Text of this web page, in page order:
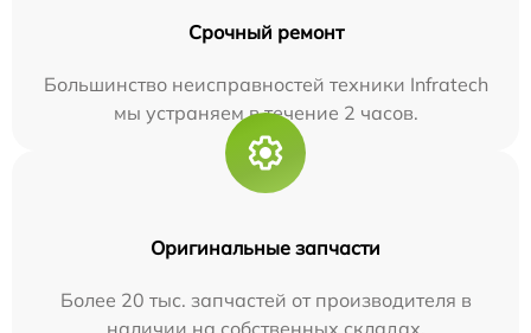
Срочный ремонт
Большинство неисправностей техники Infratech
мы устраняем в течение 2 часов.
Оригинальные запчасти
Более 20 тыс. запчастей от производителя в
наличии на собственных складах.